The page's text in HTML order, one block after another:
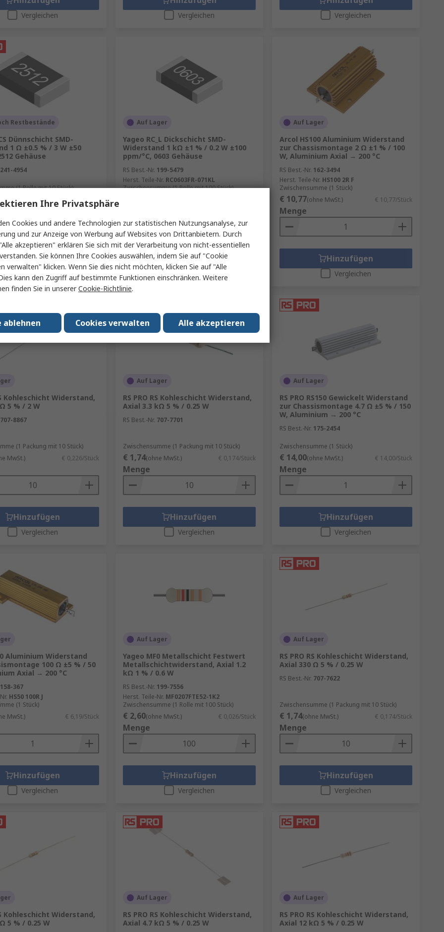
Vergleichen Vergleichen Vergleichen
Restbestände
Dünnschicht SMD-
1 Ω ±0.5 % / 3 W ±50
Gehäuse
241-4954
(1 Rolle mit 10 Stück)
MwSt.) € 0,81/Stück
Hinzufügen
Vergleichen
Auf Lager
Yageo RC_L Dickschicht SMD-
Widerstand 1 kΩ ±1 % / 0.2 W ±100
ppm/°C, 0603 Gehäuse
RS Best.-Nr. 199-5479
Herst. Teile-Nr. RC0603FR-071KL
Zwischensumme (1 Rolle mit 100 Stück)
Hinzufügen
Vergleichen
Auf Lager
Arcol HS100 Aluminium Widerstand
zur Chassismontage 2 Ω ±1 % / 100
W, Aluminium Axial → 200 °C
RS Best.-Nr. 162-3494
Herst. Teile-Nr. HS100 2R F
Zwischensumme (1 Stück)
€ 10,77(ohne MwSt.) € 10,77/Stück
Menge
Hinzufügen
Vergleichen
Kohleschicht Widerstand,
5 % / 2 W
707-8867
(1 Packung mit 10 Stück)
MwSt.) € 0,226/Stück
Hinzufügen
Vergleichen
Auf Lager
RS PRO RS Kohleschicht Widerstand,
Axial 3.3 kΩ 5 % / 0.25 W
RS Best.-Nr. 707-7701
Zwischensumme (1 Packung mit 10 Stück)
€ 1,74(ohne MwSt.) € 0,174/Stück
Menge
Hinzufügen
Vergleichen
Auf Lager
RS PRO RS150 Gewickelt Widerstand
zur Chassismontage 4.7 Ω ±5 % / 150
W, Aluminium → 200 °C
RS Best.-Nr. 175-2454
Zwischensumme (1 Stück)
€ 14,00(ohne MwSt.) € 14,00/Stück
Menge
Hinzufügen
Vergleichen
Aluminium Widerstand
100 Ω ±5 % / 50
Axial → 200 °C
158-367
HS50 100R J
(1 Stück)
MwSt.) € 6,19/Stück
Hinzufügen
Vergleichen
Auf Lager
Yageo MF0 Metallschicht Festwert
Metallschichtwiderstand, Axial 1.2
kΩ 1 % / 0.6 W
RS Best.-Nr. 199-7556
Herst. Teile-Nr. MF0207FTE52-1K2
Zwischensumme (1 Rolle mit 100 Stück)
€ 2,60(ohne MwSt.) € 0,026/Stück
Menge
Hinzufügen
Vergleichen
Auf Lager
RS PRO RS Kohleschicht Widerstand,
Axial 330 Ω 5 % / 0.25 W
RS Best.-Nr. 707-7622
Zwischensumme (1 Packung mit 10 Stück)
€ 1,74(ohne MwSt.) € 0,174/Stück
Menge
Hinzufügen
Vergleichen
Kohleschicht Widerstand,
5 % / 0.25 W
Auf Lager
RS PRO RS Kohleschicht Widerstand,
Axial 4.7 kΩ 5 % / 0.25 W
Auf Lager
RS PRO RS Kohleschicht Widerstand,
Axial 12 kΩ 5 % / 0.25 W
Ihre Privatsphäre
Cookies und andere Technologien zur statistischen Nutzungsanalyse, zur
und zur Anzeige von Werbung auf Websites von Drittanbietern. Durch
akzeptieren" erklären Sie sich mit der Verarbeitung von nicht-essentiellen
Sie können Ihre Cookies auswählen, indem Sie auf "Cookie
verwalten" klicken. Wenn Sie dies nicht möchten, klicken Sie auf "Alle
kann den Zugriff auf bestimmte Funktionen einschränken. Weitere
finden Sie in unsererCookie-Richtlinie.
Alle akzeptieren
Cookies verwalten
ablehnen